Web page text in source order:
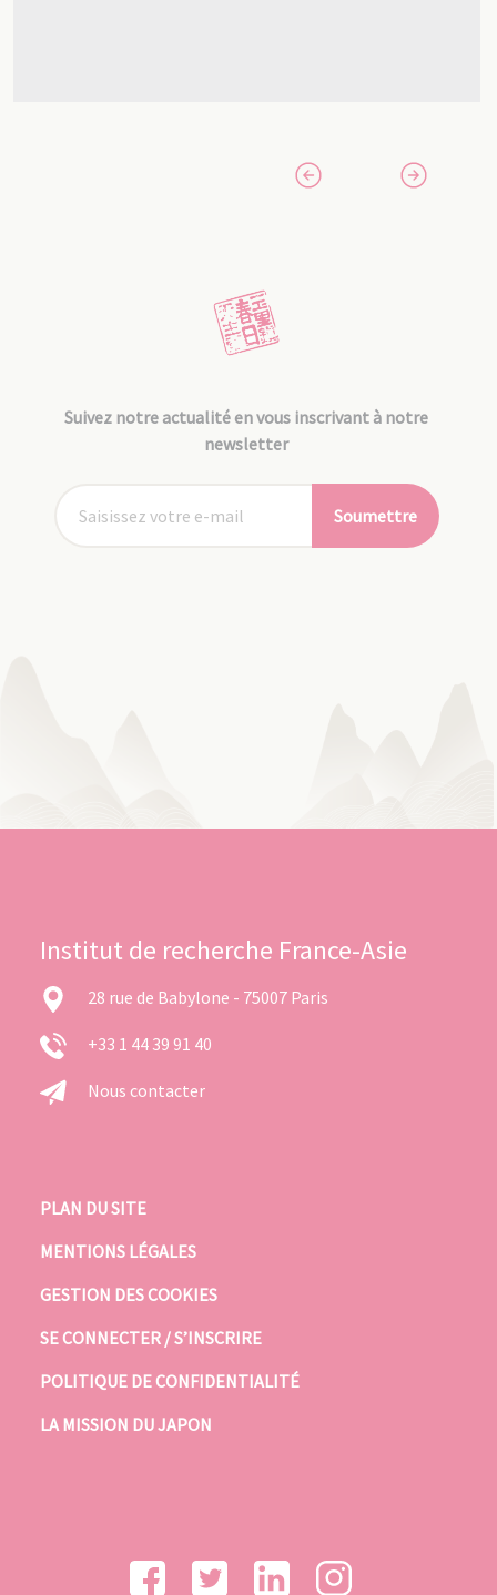
Suivez notre actualité en vous inscrivant à notre
newsletter
Soumettre
Institut de recherche France-Asie
28 rue de Babylone - 75007 Paris
+33 1 44 39 91 40
Nous contacter
PLAN DU SITE
MENTIONS LÉGALES
GESTION DES COOKIES
SE CONNECTER / S’INSCRIRE
POLITIQUE DE CONFIDENTIALITÉ
LA MISSION DU JAPON